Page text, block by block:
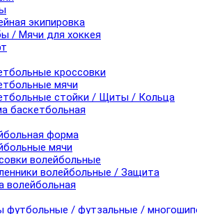
экипировка
/ Мячи для хоккея
кроссовки
мячи
стойки / Щиты / Кольца
баскетбольная
форма
мячи
волейбольные
волейбольные / Защита
волейбольная
футбольные / футзальные /